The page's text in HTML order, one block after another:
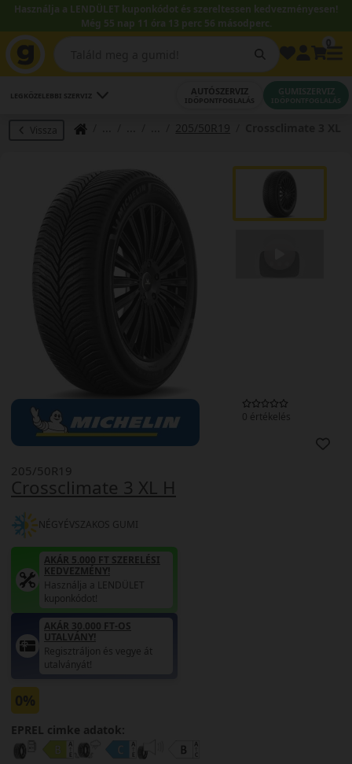
Használja a LENDÜLET kuponkódot és szereltessen kedvezményesen!
Még 55 nap 11 óra 13 perc 55 másodperc.
LEGKÖZELEBBI SZERVIZ AUTÓSZERVIZ
IDŐPONTFOGLALÁS
GUMISZERVIZ
IDŐPONTFOGLALÁS
Vissza 205/50R19
0 értékelés
Crossclimate 3 XL H
205/50R19
NÉGYÉVSZAKOS GUMI
AKÁR 5.000 FT SZERELÉSI
KEDVEZMÉNY!
Használja a LENDÜLET
kuponkódot!
AKÁR 30.000 FT-OS
UTALVÁNY!
Regisztráljon és vegye át
utalványát!
0%
EPREL cimke adatok: